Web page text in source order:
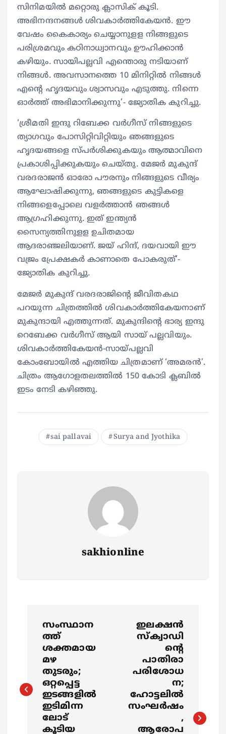
സിനിമയില്‍ മറ്റൊരു ക്ലാസിക് കൂടി.
അഭിനന്ദനങ്ങള്‍ ശിവകാര്‍ത്തികേയന്‍. ഈ
വേഷം കൈകാര്യം ചെയ്യാനുളള നിങ്ങളുടെ
പരിശ്രമവും കഠിനാധ്വാനവും ഊഹിക്കാന്‍
കഴിയും. സായിപല്ലവി എന്തൊരു നടിയാണ്
നിങ്ങള്‍. അവസാനത്തെ 10 മിനിറ്റില്‍ നിങ്ങള്‍
എന്റെ ഹൃദയവും ശ്വാസവും എടുത്തു. നിന്നെ
ഓര്‍ത്ത് അഭിമാനിക്കുന്നു’- ജ്യോതിക കുറിച്ചു.
‘ശ്രീമതി ഇന്ദു റിബേക്ക വര്‍ഗീസ് നിങ്ങളുടെ
ത്യാഗവും പോസിറ്റിവിറ്റിയും ഞങ്ങളുടെ
ഹൃദയങ്ങളെ സ്പര്‍ശിക്കുകയും ആത്മാവിനെ
പ്രകാശിപ്പിക്കുകയും ചെയ്തു. മേജര്‍ മുകുന്ദ്
വരദരാജന്‍ ഓരോ പൗരനും നിങ്ങളുടെ വീര്യം
ആഘോഷിക്കുന്നു, ഞങ്ങളുടെ കുട്ടികളെ
നിങ്ങളെപ്പോലെ വളര്‍ത്താന്‍ ഞങ്ങള്‍
ആഗ്രഹിക്കുന്നു. ഇത് ഇന്ത്യന്‍
സൈന്യത്തിനുളള ഉചിതമായ
ആദരാഞ്ജലിയാണ്. ജയ് ഹിന്ദ്, ദയവായി ഈ
വജ്രം പ്രേക്ഷകർ കാണാതെ പോകരുത്’-
ജ്യോതിക കുറിച്ചു.
മേജര്‍ മുകുന്ദ് വരദരാജിന്റെ ജീവിതകഥ
പറയുന്ന ചിത്രത്തില്‍ ശിവകാര്‍ത്തികേയനാണ്
മുകുന്ദായി എത്തുന്നത്. മുകുന്ദിന്റെ ഭാര്യ ഇന്ദു
റെബേക്ക വര്‍ഗീസ് ആയി സായ് പല്ലവിയും.
ശിവകാര്‍ത്തികേയൻ-സായ്‌പല്ലവി
കോംബോയിൽ എത്തിയ ചിത്രമാണ് ‘അമരൻ’.
ചിത്രം ആഗോളതലത്തില്‍ 150 കോടി ക്ലബിൽ
ഇടം നേടി കഴിഞ്ഞു.
sai pallavai Surya and Jyothika
sakhionline
t
സംസ്ഥാന
ത്ത്
ശക്തമായ
മഴ
തുടരും;
ഒറ്റപ്പെട്ട
ഇടങ്ങളിൽ
ഇടിമിന്ന
ലോട്
കൂടിയ
ഇലക്ഷൻ
സ്ക്വാഡി
ന്റെ
പാതിരാ
പരിശോധ
ന;
ഹോട്ടലിൽ
സംഘർഷം
,
ആരോപ